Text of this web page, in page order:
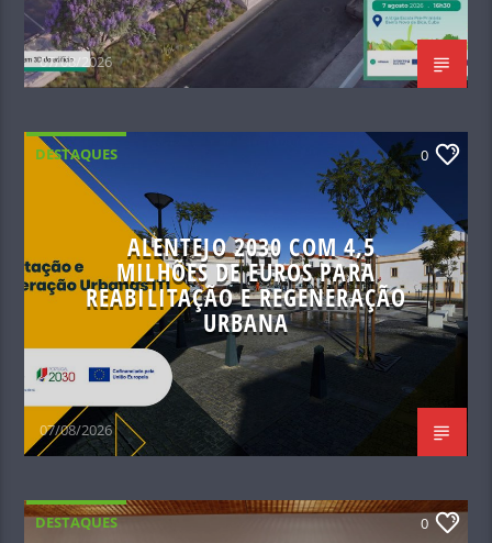
07/08/2026
DESTAQUES 0
ALENTEJO 2030 COM 4,5
MILHÕES DE EUROS PARA
REABILITAÇÃO E REGENERAÇÃO
URBANA
07/08/2026
DESTAQUES 0